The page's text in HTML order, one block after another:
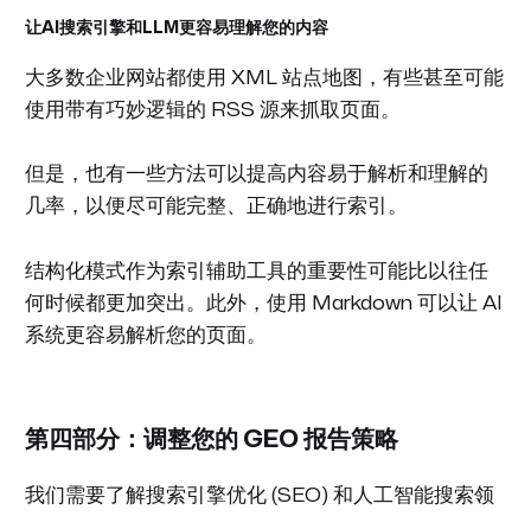
让AI搜索引擎和LLM更容易理解您的内容
大多数企业网站都使用 XML 站点地图，有些甚至可能
使用带有巧妙逻辑的 RSS 源来抓取页面。
但是，也有一些方法可以提高内容易于解析和理解的
几率，以便尽可能完整、正确地进行索引。
结构化模式作为索引辅助工具的重要性可能比以往任
何时候都更加突出。此外，使用 Markdown 可以让 AI
系统更容易解析您的页面。
第四部分：调整您的 GEO 报告策略
我们需要了解搜索引擎优化 (SEO) 和人工智能搜索领